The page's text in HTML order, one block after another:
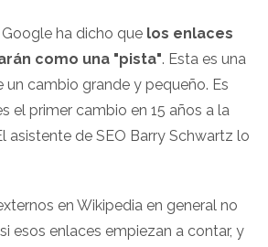
ha dicho que los enlaces
como una "pista". Esta es una
un cambio grande y pequeño. Es
el primer cambio en 15 años a la
asistente de SEO Barry Schwartz lo
en Wikipedia en general no
esos enlaces empiezan a contar, y